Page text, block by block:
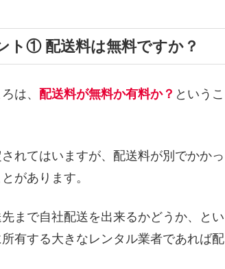
ト① 配送料は無料ですか？
は、 配送料が無料か有料か？ というこ
れてはいますが、配送料が別でかかっ
があります。
まで自社配送を出来るかどうか、とい
有する大きなレンタル業者であれば配